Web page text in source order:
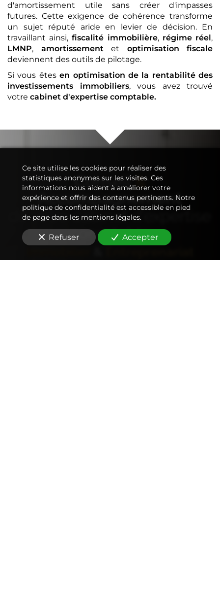
d'amortissement utile sans créer d'impasses
futures. Cette exigence de cohérence transforme
un sujet réputé aride en levier de décision. En
travaillant ainsi,fiscalité immobilière, régime réel,
LMNP, amortissementet optimisation fiscale
deviennent des outils de pilotage.
Si vous êtesen optimisation de la rentabilité des
investissements immobiliers, vous avez trouvé
votre cabinet d'expertise comptable.
Conseil&
Accompagnement
de votrecabinet d'expertise
comptable
Ce site utilise les cookies pour réaliser des
statistiques anonymes sur les visites. Ces
informations nous aident à améliorer votre
expérience et offrir des contenus pertinents. Notre
politique de confidentialité est accessible en pied
de page dans les mentions légales.
Refuser Accepter